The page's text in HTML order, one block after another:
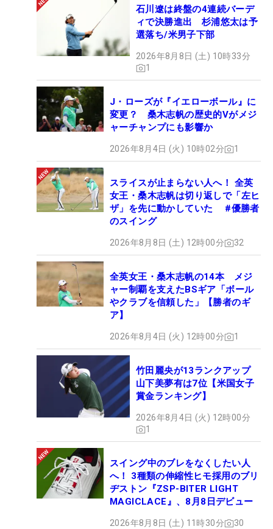
石川遼は終盤の4連続バーデ
ィで決勝進出 杉浦悠太は予
選落ち/米男子下部
2026年8月8日 (土) 10時33分
1
J・ローズが『イエローボール』に
変更？ 桑木志帆の歴史的Vがメジ
ャーチャンプにも影響か
2026年8月4日 (火) 10時02分 1
スライスが止まらない人へ！ 全英
女王・桑木志帆は切り返しで「左ヒ
ザ」を先に動かしていた #優勝者
のスイング
2026年8月8日 (土) 12時00分 32
全英女王・桑木志帆の14本 メジ
ャー制覇を支えたBSギア「ボール
やクラブを信頼した」【勝者のギ
ア】
2026年8月4日 (火) 12時00分 1
竹田麗央が13ランクアップ
山下美夢有は7位【米国女子
賞金ランキング】
2026年8月4日 (火) 12時00分
1
スイング中のブレをなくしたい人
へ！ 3種類の伸縮性ヒモ採用のブリ
ヂストン『ZSP-BITER LIGHT
MAGICLACE』、8月8日デビュー
2026年8月8日 (土) 11時30分 30